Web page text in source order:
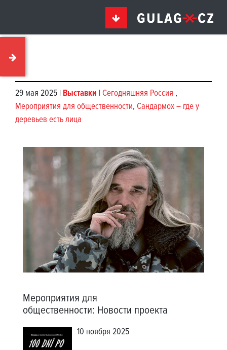
29 мая 2025 | Выставки | Сегодняшняя Россия ,
Мероприятия для общественности, Сандармох – где у
деревьев есть лица
Мероприятия для
общественности: Новости проекта
10 ноября 2025